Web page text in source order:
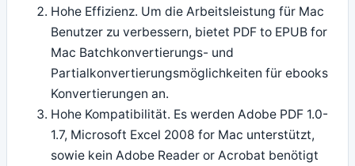
Hohe Effizienz. Um die Arbeitsleistung für Mac
Benutzer zu verbessern, bietet PDF to EPUB for
Mac Batchkonvertierungs- und
Partialkonvertierungsmöglichkeiten für ebooks
Konvertierungen an.
Hohe Kompatibilität. Es werden Adobe PDF 1.0-
1.7, Microsoft Excel 2008 for Mac unterstützt,
sowie kein Adobe Reader or Acrobat benötigt